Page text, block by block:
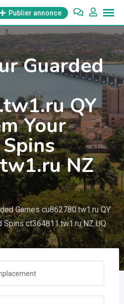
Publier annonce
Guarded
QY
Your
NZ
Games cu862780.tw1.ru QY
Spins ct364811.tw1.ru NZ UQ